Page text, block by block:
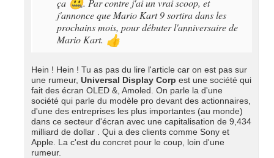
🤐
j'annonce que Mario Kart 9 sortira dans les
prochains mois, pour débuter l'anniversaire de
Mario Kart. 👍
Hein ! Hein ! Tu as pas du lire l'article car on est pas sur
une rumeur, Universal Display Corp est une société qui
fait des écran OLED &, Amoled. On parle la d'une
société qui parle du modèle pro devant des actionnaires,
d'une des entreprises les plus importantes (au monde)
dans ce secteur d'écran avec une capitalisation de 9,434
milliard de dollar . Qui a des clients comme Sony et
Apple. La c'est du concret pour le coup, loin d'une
rumeur.